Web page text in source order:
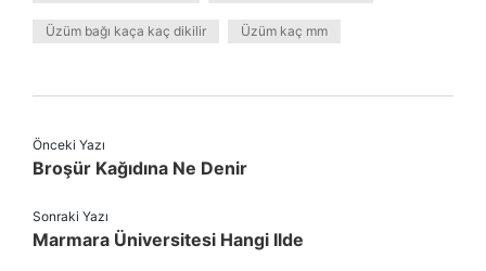
Üzüm bağı kaça kaç dikilir Üzüm kaç mm
Önceki Yazı
Broşür Kağıdına Ne Denir
Sonraki Yazı
Marmara Üniversitesi Hangi Ilde